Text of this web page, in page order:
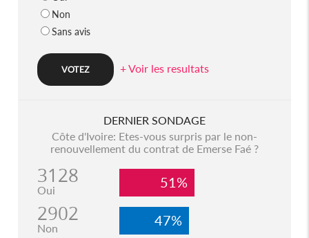
Non
Sans avis
+ Voir les resultats
DERNIER SONDAGE
Côte d'Ivoire: Etes-vous surpris par le non-
renouvellement du contrat de Emerse Faé ?
3128
Oui 51%
2902
Non 47%